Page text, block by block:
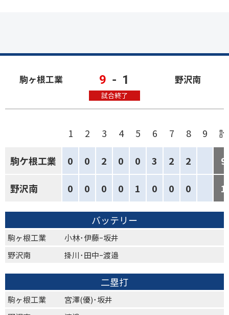
駒ヶ根工業 9 - 1
試合終了
野沢南
1 2 3 4 5 6 7 8 9 計
駒ケ根工業 0 0 2 0 0 3 2 2 9
野沢南 0 0 0 0 1 0 0 0 1
バッテリー
駒ヶ根工業
小林･伊藤ｰ坂井
野沢南
掛川･田中ｰ渡邉
二塁打
駒ヶ根工業
宮澤(優)･坂井